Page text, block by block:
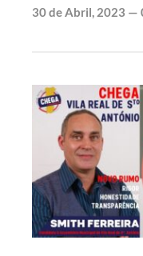
30 de Abril, 2023 —